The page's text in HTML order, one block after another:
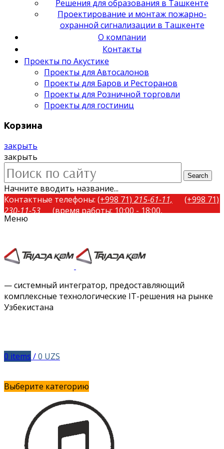
Решения для образования в Ташкенте
Проектирование и монтаж пожарно-
охранной сигнализации в Ташкенте
О компании
Контакты
Проекты по Акустике
Проекты для Автосалонов
Проекты для Баров и Ресторанов
Проекты для Розничной торговли
Проекты для гостиниц
Корзина
закрыть
закрыть
Search
Начните вводить название...
Контактные телефоны: (+998 71) 215-61-11,
(+998 71)
230-11-53
(время работы: 10:00 - 18:00,
понедельник-пятница)
Instagram
Vimeo
Меню
— системный интегратор, предоставляющий
комплексные технологические IT-решения на рынке
Узбекистана
0 items /0 UZS
Выберите категорию